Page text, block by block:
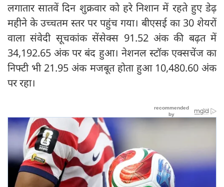
लगातार सातवें दिन शुक्रवार को हरे निशान में रहते हुए डेढ़
महीने के उच्चतम स्तर पर पहुंच गया। बीएसई का 30 शेयरों
वाला संवेदी सूचकांक सेंसेक्स 91.52 अंक की बढ़त में
34,192.65 अंक पर बंद हुआ। नेशनल स्टॉक एक्सचेंज का
निफ्टी भी 21.95 अंक मजबूत होता हुआ 10,480.60 अंक
पर रहा।